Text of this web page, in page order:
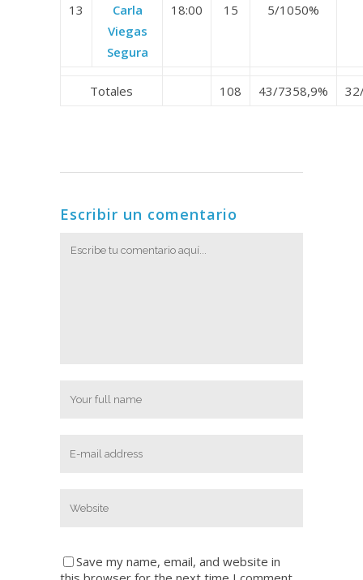
13
Carla
Viegas
Segura
18:00 15 5/1050%
Totales 108 43/7358,9%
Escribir un comentario
Save my name, email, and website in